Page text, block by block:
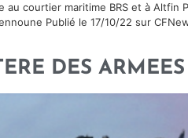
courtier maritime BRS et à Altfin
Publié le 17/10/22 sur
DES ARMEES